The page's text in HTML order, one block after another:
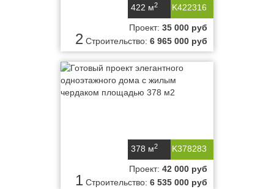
K422316
422 м2
2
Проект: 35 000 руб
Строительство: 6 965 000 руб
K378283
378 м2
1
Проект: 42 000 руб
Строительство: 6 535 000 руб